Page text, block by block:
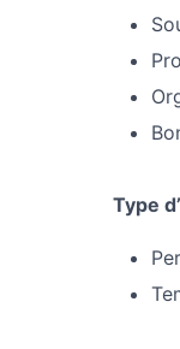
Type